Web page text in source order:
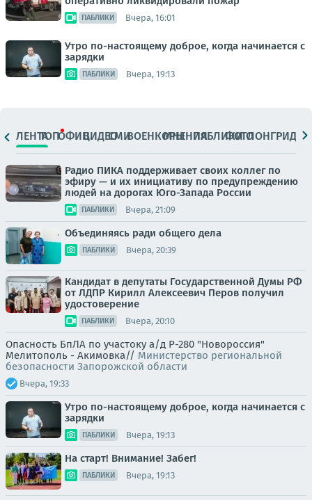
ПАБЛИКИ Вчера, 16:01
Утро по-настоящему доброе, когда начинается с
зарядки
ПАБЛИКИ Вчера, 19:13
ЛЕНТАТОПОФИЦ.ВИДЕОСМИВОЕНКОРЫМНЕНИЯПАБЛИКИ
ФОТОЛОНГРИДЫ
Радио ПИКА поддерживает своих коллег по
эфиру — и их инициативу по предупреждению
людей на дорогах Юго-Запада России
ПАБЛИКИ Вчера, 21:09
Объединяясь ради общего дела
ПАБЛИКИ Вчера, 20:39
Кандидат в депутаты Государственной Думы РФ
от ЛДПР Кирилл Алексеевич Перов получил
удостоверение
ПАБЛИКИ Вчера, 20:10
Опасность БпЛА по участоку а/д Р-280 "Новороссия"
Мелитополь - Акимовка// Министерство региональной
безопасности Запорожской области
Вчера, 19:33
Утро по-настоящему доброе, когда начинается с
зарядки
ПАБЛИКИ Вчера, 19:13
На старт! Внимание! Забег!
ПАБЛИКИ Вчера, 19:13